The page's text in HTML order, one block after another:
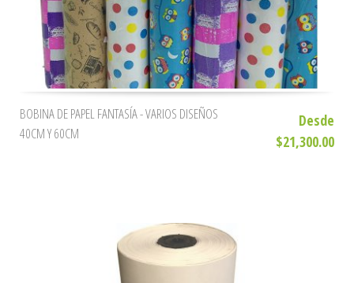
BOBINA DE PAPEL FANTASÍA - VARIOS DISEÑOS
40CM Y 60CM
Desde
$21,300.00